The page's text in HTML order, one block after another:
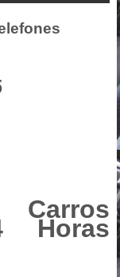
Carros
Horas